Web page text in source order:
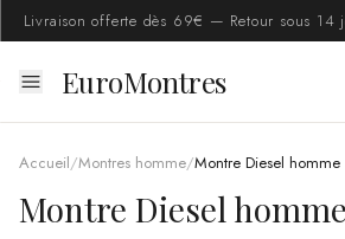
Livraison offerte dès 69€ — Retour sous
EuroMontres
Accueil/Montres homme/Montre Diesel homme
Montre Diesel homme